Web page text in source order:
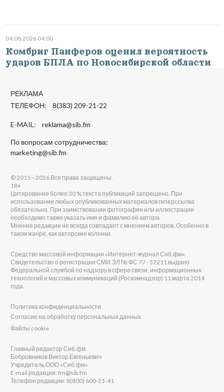
04.08.2026 04:00
Комбриг Панферов оценил вероятность
ударов БПЛА по Новосибирской области
РЕКЛАМА
ТЕЛЕФОН: 8(383) 209-21-22
E-MAIL: reklama@sib.fm
По вопросам сотрудничества:
marketing@sib.fm
© 2011—2026 Все права защищены.
18+
Цитирование более 30 % текста публикаций запрещено. При
использовании любых опубликованных материалов гиперссылка
обязательна. При заимствовании фотографии или иллюстрации
необходимо также указать имя и фамилию её автора.
Мнение редакции не всегда совпадает с мнением авторов. Особенно в
таком жанре, как авторские колонки.
Средство массовой информации «Интернет-журнал Сиб.фм».
Свидетельство о регистрации СМИ ЭЛ № ФС 77 - 57211 выдано
Федеральной службой по надзору в сфере связи, информационных
технологий и массовых коммуникаций (Роскомнадзор) 11 марта 2014
года.
Политика конфиденциальности
Согласие на обработку персональных данных
Файлы cookie
Главный редактор Сиб.фм
Бобровников Виктор Евгеньевич
Учредитель ООО «Сиб.фм»
E-mail редакции: fm@sib.fm
Телефон редакции: 8(800) 600-21-41